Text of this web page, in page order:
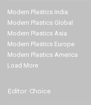
Modern Plastics India
Modern Plastics Global
Modern Plastics Asia
Modern Plastics Europe
Modern Plastics America
Load More
Editor Choice